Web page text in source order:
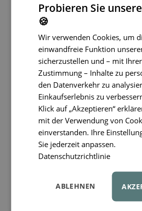
Probieren Sie
🍪
Wir verwenden Cookies, um
einwandfreie Funktion
sicherzustellen und – mit Ihrer
Zustimmung – Inhalte zu
den Datenverkehr zu
Einkaufserlebnis zu
Klick auf „Akzeptieren“
mit der Verwendung von
einverstanden. Ihre
Sie jederzeit anpassen.
Datenschutzrichtlinie
ABLEHNEN